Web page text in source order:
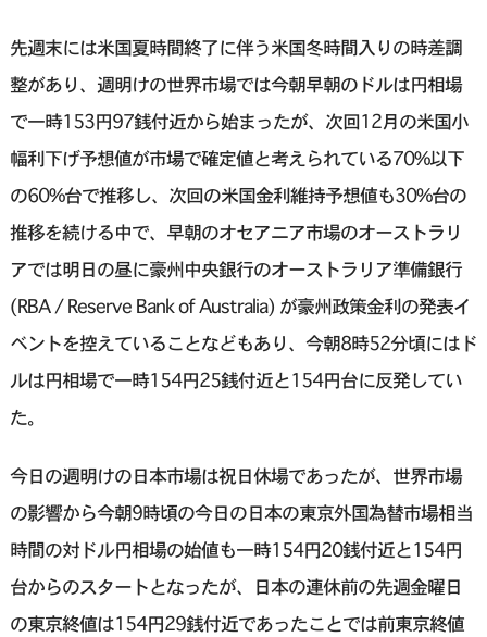
先週末には米国夏時間終了に伴う米国冬時間入りの時差調
整があり、週明けの世界市場では今朝早朝のドルは円相場
で一時153円97銭付近から始まったが、次回12月の米国小
幅利下げ予想値が市場で確定値と考えられている70%以下
の60%台で推移し、次回の米国金利維持予想値も30%台の
推移を続ける中で、早朝のオセアニア市場のオーストラリ
アでは明日の昼に豪州中央銀行のオーストラリア準備銀行
(RBA / Reserve Bank of Australia) が豪州政策金利の発表イ
ベントを控えていることなどもあり、今朝8時52分頃にはド
ルは円相場で一時154円25銭付近と154円台に反発してい
た。
今日の週明けの日本市場は祝日休場であったが、世界市場
の影響から今朝9時頃の今日の日本の東京外国為替市場相当
時間の対ドル円相場の始値も一時154円20銭付近と154円
台からのスタートとなったが、日本の連休前の先週金曜日
の東京終値は154円29銭付近であったことでは前東京終値